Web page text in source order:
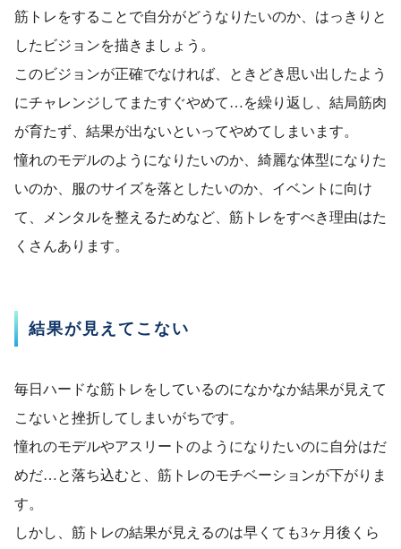
筋トレをすることで自分がどうなりたいのか、はっきりと
したビジョンを描きましょう。
このビジョンが正確でなければ、ときどき思い出したよう
にチャレンジしてまたすぐやめて…を繰り返し、結局筋肉
が育たず、結果が出ないといってやめてしまいます。
憧れのモデルのようになりたいのか、綺麗な体型になりた
いのか、服のサイズを落としたいのか、イベントに向け
て、メンタルを整えるためなど、筋トレをすべき理由はた
くさんあります。
結果が見えてこない
毎日ハードな筋トレをしているのになかなか結果が見えて
こないと挫折してしまいがちです。
憧れのモデルやアスリートのようになりたいのに自分はだ
めだ…と落ち込むと、筋トレのモチベーションが下がりま
す。
しかし、筋トレの結果が見えるのは早くても3ヶ月後くら